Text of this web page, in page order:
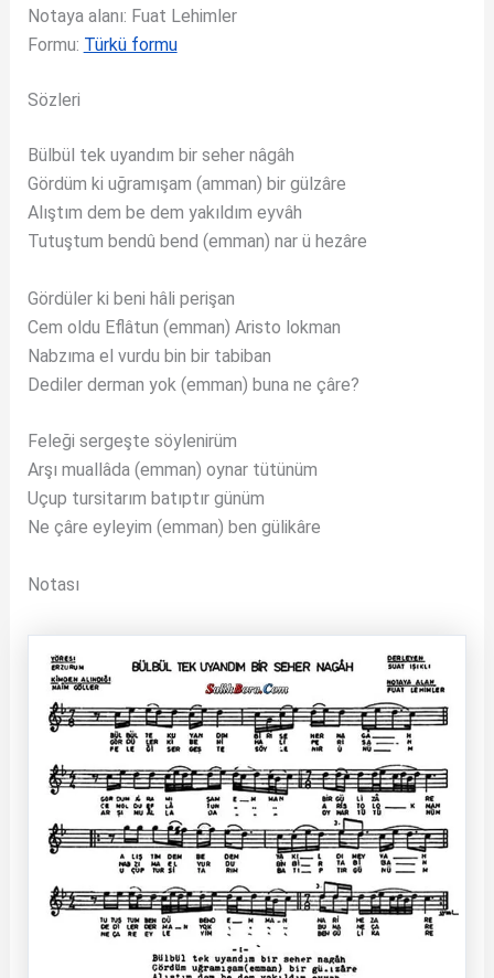
Notaya alanı: Fuat Lehimler
Formu: Türkü formu
Sözleri
Bülbül tek uyandım bir seher nâgâh
Gördüm ki uğramışam (amman) bir gülzâre
Alıştım dem be dem yakıldım eyvâh
Tutuştum bendû bend (emman) nar ü hezâre
Gördüler ki beni hâli perişan
Cem oldu Eflâtun (emman) Aristo lokman
Nabzıma el vurdu bin bir tabiban
Dediler derman yok (emman) buna ne çâre?
Feleği sergeşte söylenirüm
Arşı muallâda (emman) oynar tütünüm
Uçup tursitarım batıptır günüm
Ne çâre eyleyim (emman) ben gülikâre
Notası